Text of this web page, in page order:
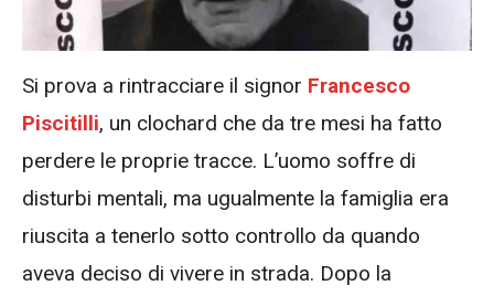
Si prova a rintracciare il signor Francesco
Piscitilli, un clochard che da tre mesi ha fatto
perdere le proprie tracce. L’uomo soffre di
disturbi mentali, ma ugualmente la famiglia era
riuscita a tenerlo sotto controllo da quando
aveva deciso di vivere in strada. Dopo la